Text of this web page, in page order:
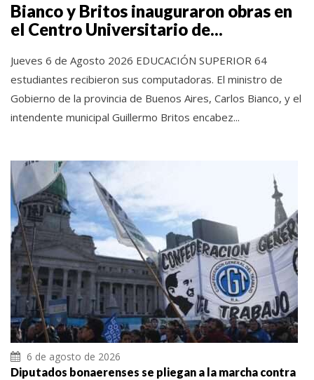
Bianco y Britos inauguraron obras en
el Centro Universitario de...
Jueves 6 de Agosto 2026 EDUCACIÓN SUPERIOR 64
estudiantes recibieron sus computadoras. El ministro de
Gobierno de la provincia de Buenos Aires, Carlos Bianco, y el
intendente municipal Guillermo Britos encabez...
6 de agosto de 2026
Diputados bonaerenses se pliegan a la marcha contra